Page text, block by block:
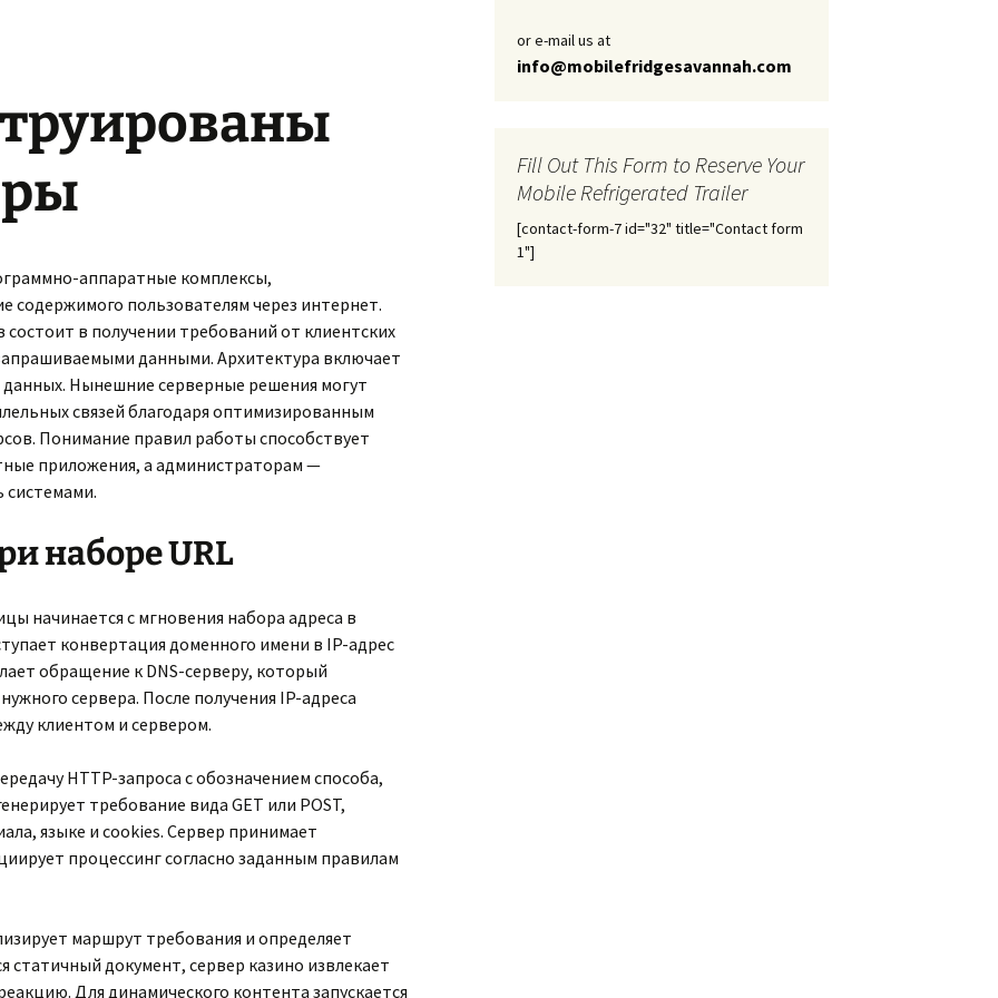
аппаратные комплексы,
содержимого пользователям через интернет.
в получении требований от клиентских
данными. Архитектура включает
Нынешние серверные решения могут
связей благодаря оптимизированным
Понимание правил работы способствует
приложения, а администраторам —
наборе URL
начинается с мгновения набора адреса в
конвертация доменного имени в IP-адрес
обращение к DNS-серверу, который
сервера. После получения IP-адреса
клиентом и сервером.
HTTP-запроса с обозначением способа,
требование вида GET или POST,
языке и cookies. Сервер принимает
процессинг согласно заданным правилам
маршрут требования и определяет
статичный документ, сервер казино извлекает
Для динамического контента запускается
or e-mail us at
info@mobilefridgesavannah.com
Fill Out This Form to Reserve Your
Mobile Refrigerated Trailer
[contact-form-7 id="32" title="Contact form
1"]